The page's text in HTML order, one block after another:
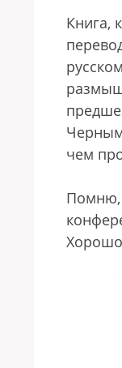
Книга,
чем
Помню,
Хорошо